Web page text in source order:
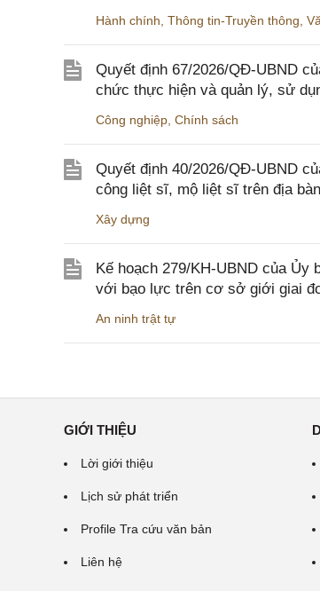
Hành chính Thông tin-Truyền thông
Quyết định 67/2026/QĐ-UBND
chức thực hiện và quản lý, sử
Công nghiệp Chính sách
Quyết định 40/2026/QĐ-UBND
công liệt sĩ, mộ liệt sĩ trên địa
Xây dựng
Kế hoạch 279/KH-UBND của Ủy
với bạo lực trên cơ sở giới giai
An ninh trật tự
GIỚI THIỆU
Lời giới thiệu
Lịch sử phát triển
Profile Tra cứu văn bản
Liên hệ